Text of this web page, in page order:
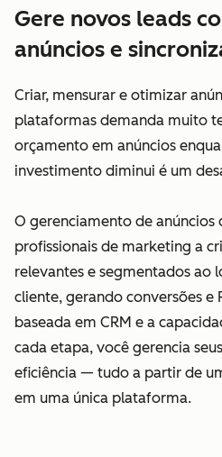
Gere novos leads
anúncios e
Criar, mensurar e otimizar
plataformas demanda muito
orçamento em anúncios
investimento diminui é um
O gerenciamento de anúncios
profissionais de marketing a
relevantes e segmentados ao
cliente, gerando conversões e
baseada em CRM e a
cada etapa, você gerencia
eficiência — tudo a partir de
em uma única plataforma.